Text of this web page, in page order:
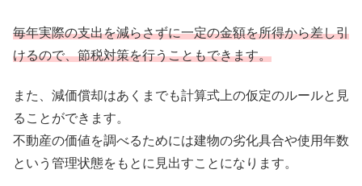
毎年実際の支出を減らさずに一定の金額を所得から差し引
けるので、節税対策を行うこともできます。
また、減価償却はあくまでも計算式上の仮定のルールと見
ることができます。
不動産の価値を調べるためには建物の劣化具合や使用年数
という管理状態をもとに見出すことになります。